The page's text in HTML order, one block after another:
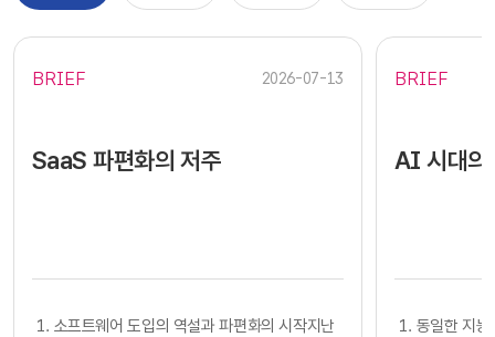
BRIEF 2026-07-13
SaaS 파편화의 저주
​​ 1. 소프트웨어 도입의 역설과 파편화의 시작지난
BRIEF
AI 시대의
1. 동일한 지